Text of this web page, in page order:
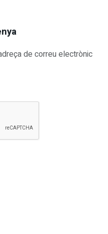
de correu electrònic